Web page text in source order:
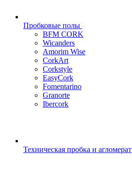
Пробковые полы
BFM CORK
Wicanders
Amorim Wise
CorkArt
Corkstyle
EasyCork
Fomentarino
Granorte
Ibercork
Техническая пробка и агломерат